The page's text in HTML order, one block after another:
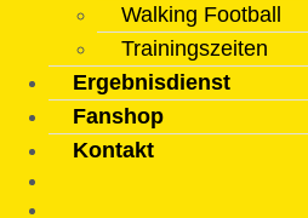
Walking Football
Trainingszeiten
Ergebnisdienst
Fanshop
Kontakt